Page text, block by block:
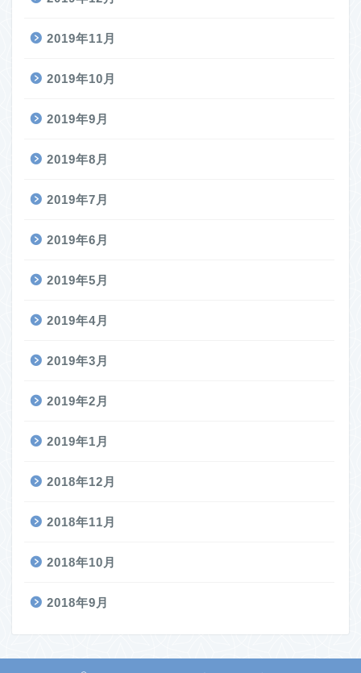
2019年11月
2019年10月
2019年9月
2019年8月
2019年7月
2019年6月
2019年5月
2019年4月
2019年3月
2019年2月
2019年1月
2018年12月
2018年11月
2018年10月
2018年9月